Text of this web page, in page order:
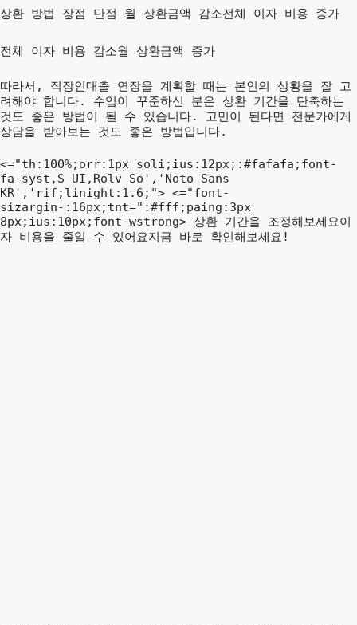
상환 방법 장점 단점 월 상환금액 감소전체 이자 비용 증가
전체 이자 비용 감소월 상환금액 증가
따라서, 직장인대출 연장을 계획할 때는 본인의 상황을 잘 고
려해야 합니다. 수입이 꾸준하신 분은 상환 기간을 단축하는
것도 좋은 방법이 될 수 있습니다. 고민이 된다면 전문가에게
상담을 받아보는 것도 좋은 방법입니다.
<="th:100%;orr:1px soli;ius:12px;:#fafafa;font-
fa-syst,S UI,Rolv So','Noto Sans
KR','rif;linight:1.6;"> <="font-
sizargin-:16px;tnt=":#fff;paing:3px
8px;ius:10px;font-wstrong> 상환 기간을 조정해보세요이
자 비용을 줄일 수 있어요지금 바로 확인해보세요!